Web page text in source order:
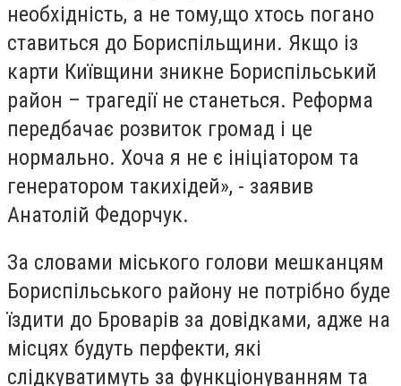
необхідність, а не тому,що хтось погано
ставиться до Бориспільщини. Якщо із
карти Київщини зникне Бориспільський
район – трагедії не станеться. Реформа
передбачає розвиток громад і це
нормально. Хоча я не є ініціатором та
генератором такихідей», - заявив
Анатолій Федорчук.
За словами міського голови мешканцям
Бориспільського району не потрібно буде
їздити до Броварів за довідками, адже на
місцях будуть перфекти, які
слідкуватимуть за функціонуванням та